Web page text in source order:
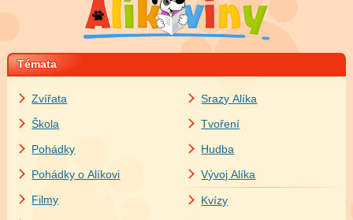
Témata
Zvířata
Škola
Pohádky
Pohádky o Alíkovi
Filmy
Srazy Alíka
Tvoření
Hudba
Vývoj Alíka
Kvízy